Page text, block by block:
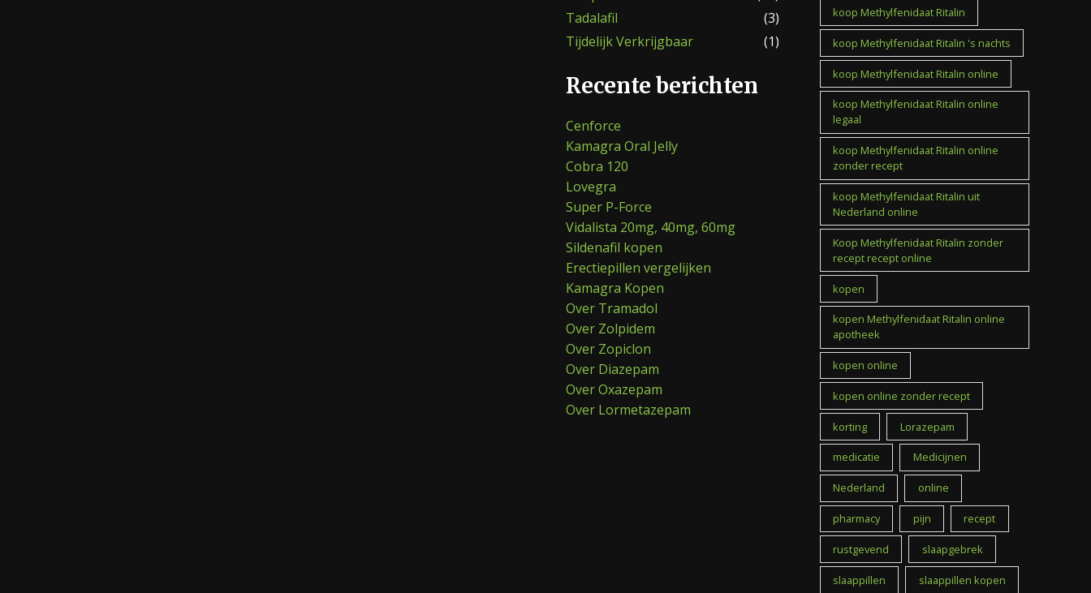
Tadalafil
(3)
Tijdelijk Verkrijgbaar
(1)
Recente berichten
Cenforce
Kamagra Oral Jelly
Cobra 120
Lovegra
Super P-Force
Vidalista 20mg, 40mg, 60mg
Sildenafil kopen
Erectiepillen vergelijken
Kamagra Kopen
Over Tramadol
Over Zolpidem
Over Zopiclon
Over Diazepam
Over Oxazepam
Over Lormetazepam
koop Methylfenidaat Ritalin
koop Methylfenidaat Ritalin 's nachts
koop Methylfenidaat Ritalin online
koop Methylfenidaat Ritalin online
legaal
koop Methylfenidaat Ritalin online
zonder recept
koop Methylfenidaat Ritalin uit
Nederland online
Koop Methylfenidaat Ritalin zonder
recept recept online
kopen
kopen Methylfenidaat Ritalin online
apotheek
kopen online
kopen online zonder recept
korting Lorazepam
medicatie Medicijnen
Nederland online
pharmacy pijn recept
rustgevend slaapgebrek
slaappillen slaappillen kopen